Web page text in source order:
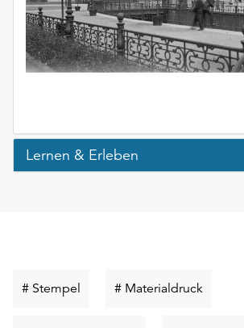
Lernen & Erleben
# Stempel Schlüsselwort
# Materialdruck